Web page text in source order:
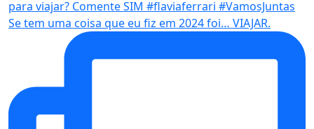
Se tem uma coisa que eu fiz em 2024 foi… VIAJAR.